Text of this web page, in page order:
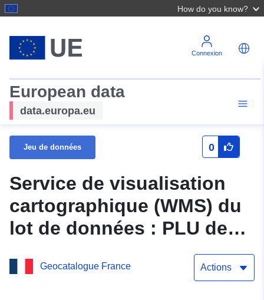
How do you know?
Connexion
European data
data.europa.eu
Jeu de données 0
Service de visualisation
cartographique (WMS) du
lot de données : PLU de
BEAUMONT LES VALENCE
26037 - Mise à jour DPU
Geocatalogue France Actions